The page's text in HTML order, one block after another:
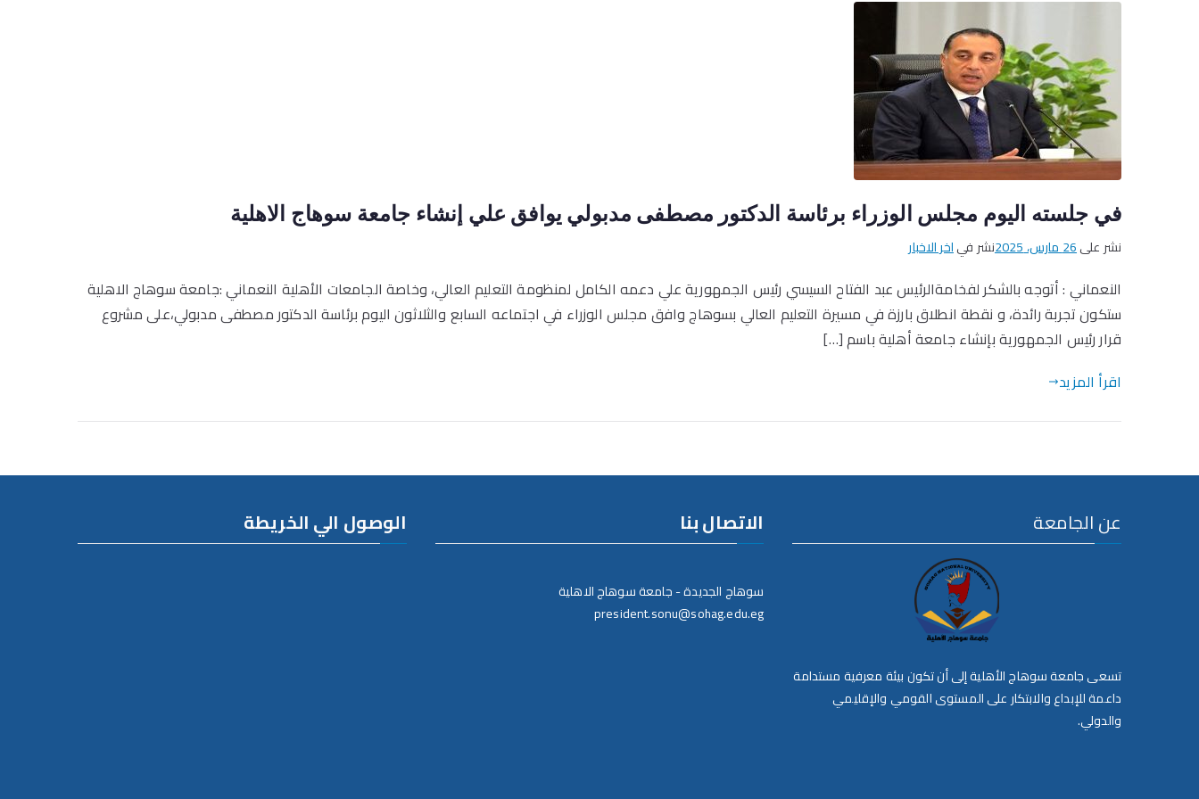
في جلسته اليوم مجلس الوزراء برئاسة الدكتور مصطفى مدبولي يوافق علي إنشاء جامعة سوهاج الاهلية
نشر على26 مارس، 2025 نشر فياخر الاخبار
النعماني : أتوجه بالشكر لفخامةالرئيس عبد الفتاح السيسي رئيس الجمهورية علي دعمه الكامل لمنظومة التعليم العالي، وخاصة الجامعات الأهلية النعماني :جامعة سوهاج الاهلية
ستكون تجربة رائدة، و نقطة انطلاق بارزة في مسيرة التعليم العالي بسوهاج وافق مجلس الوزراء في اجتماعه السابع والثلاثون اليوم برئاسة الدكتور مصطفى مدبولي،على مشروع
قرار رئيس الجمهورية بإنشاء جامعة أهلية باسم […]
اقرأ المزيد
عن الجامعة
تسعى جامعة سوهاج الأهلية إلى أن تكون بيئة معرفية مستدامة
داعمة للإبداع والابتكار على المستوى القومي والإقليمي
والدولي.
الاتصال بنا
سوهاج الجديدة - جامعة سوهاج الاهلية
president.sonu@sohag.edu.eg
الوصول الي الخريطة